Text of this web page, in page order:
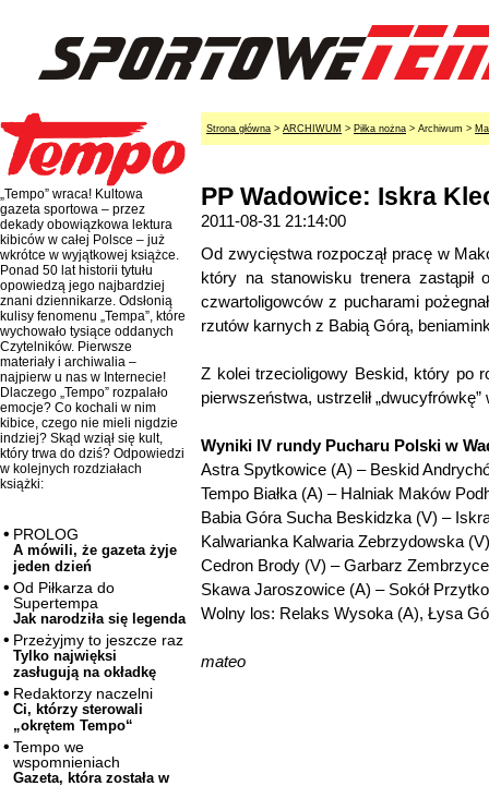
„Tempo” wraca! Kultowa
gazeta sportowa – przez
dekady obowiązkowa lektura
kibiców w całej Polsce – już
wkrótce w wyjątkowej książce.
Ponad 50 lat historii tytułu
opowiedzą jego najbardziej
znani dziennikarze. Odsłonią
kulisy fenomenu „Tempa”, które
wychowało tysiące oddanych
Czytelników. Pierwsze
materiały i archiwalia –
najpierw u nas w Internecie!
Dlaczego „Tempo” rozpalało
emocje? Co kochali w nim
kibice, czego nie mieli nigdzie
indziej? Skąd wziął się kult,
który trwa do dziś? Odpowiedzi
w kolejnych rozdziałach
książki:
PROLOG
A mówili, że gazeta żyje
jeden dzień
Od Piłkarza do
Supertempa
Jak narodziła się legenda
Przeżyjmy to jeszcze raz
Tylko najwięksi
zasługują na okładkę
Redaktorzy naczelni
Ci, którzy sterowali
„okrętem Tempo“
Tempo we
wspomnieniach
Gazeta, która została w
Strona główna > ARCHIWUM > Piłka nożna > Archiwum >
PP Wadowice: Iskra
2011-08-31 21:14:00
Od zwycięstwa rozpoczął pracę w
który na stanowisku trenera zastąpił
czwartoligowców z pucharami
rzutów karnych z Babią Górą,
Z kolei trzecioligowy Beskid, który po
pierwszeństwa, ustrzelił
Wyniki IV rundy Pucharu Polski w
Astra Spytkowice (A) – Beskid
Tempo Białka (A) – Halniak Maków
Babia Góra Sucha Beskidzka (V) –
Kalwarianka Kalwaria Zebrzydowska
Cedron Brody (V) – Garbarz
Skawa Jaroszowice (A) – Sokół
Wolny los: Relaks Wysoka (A), Łysa
mateo